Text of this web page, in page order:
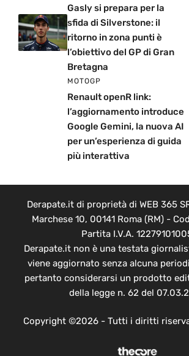
Gasly si prepara per la
sfida di Silverstone: il
ritorno in zona punti è
l’obiettivo del GP di Gran
Bretagna
MOTOGP
Renault openR link:
l’aggiornamento introduce
Google Gemini, la nuova AI
per un’esperienza di guida
più interattiva
Derapate.it di proprietà di WEB 365
Marchese 10, 00141 Roma (RM) -
Partita I.V.A.
Derapate.it non è una testata
viene aggiornato senza alcuna
pertanto considerarsi un prodotto
della legge n. 62 del
Copyright ©2026 - Tutti i diritti